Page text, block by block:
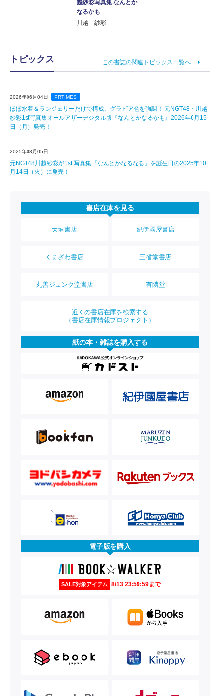
越紗彩写真集 なんとか
なるかも
川越 紗彩
トピックス この書誌の関連トピックス一覧へ
2026年06月04日 PRTIMES
ほぼ水着＆ランジェリーだけで構成、グラビア色を強調！ 元NGT48・川越
紗彩1st写真集オールアザーデジタル版『なんとかなるかも』2026年6月15
日（月）発売！
2025年08月05日
元NGT48川越紗彩が1st 写真集『なんとかなるなる』を誕生日の2025年10
月14日（火）に発売！
書店在庫を見る
大垣書店 紀伊國屋書店
くまざわ書店 三省堂書店
丸善ジュンク堂書店 有隣堂
近くの書店在庫を検索する
（書店在庫情報プロジェクト）
紙の本・雑誌を購入する
電子版を購入
SALE対象アイテム 8/13 23:59:59まで